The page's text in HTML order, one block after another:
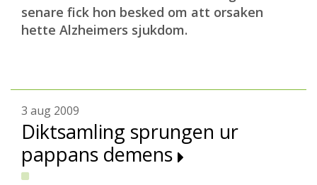
senare fick hon besked om att orsaken
hette Alzheimers sjukdom.
3 aug 2009
Diktsamling sprungen ur
pappans demens